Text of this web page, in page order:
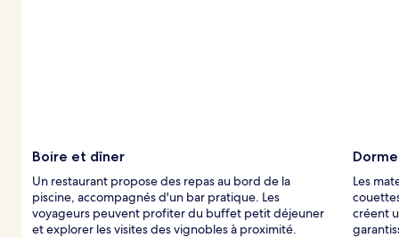
Boire et dîner
Un restaurant propose des repas au bord de la
piscine, accompagnés d'un bar pratique. Les
voyageurs peuvent profiter du buffet petit déjeuner
et explorer les visites des vignobles à proximité.
Les
créent